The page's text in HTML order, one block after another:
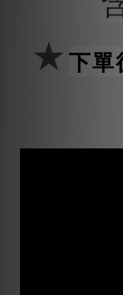
★下單